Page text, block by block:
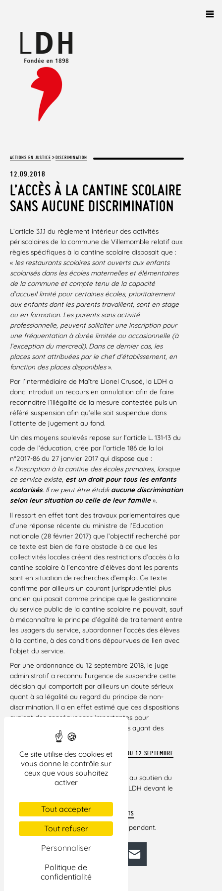
Ce site utilise des cookies et
vous donne le contrôle sur
ceux que vous souhaitez
activer
Tout accepter
Tout refuser
Personnaliser
Politique de
confidentialité
ACTIONS EN JUSTICE >DISCRIMINATION
12.09.2018
L’ACCÈS À LA CANTINE SCOLAIRE
SANS AUCUNE DISCRIMINATION
L’article 3.1.1 du règlement intérieur des activités
périscolaires de la commune de Villemomble relatif aux
règles spécifiques à la cantine scolaire disposait que :
« les restaurants scolaires sont ouverts aux enfants
scolarisés dans les écoles maternelles et élémentaires
de la commune et compte tenu de la capacité
d’accueil limité pour certaines écoles, prioritairement
aux enfants dont les parents travaillent, sont en stage
ou en formation. Les parents sans activité
professionnelle, peuvent solliciter une inscription pour
une fréquentation à durée limitée ou occasionnelle (à
l’exception du mercredi). Dans ce dernier cas, les
places sont attribuées par le chef d’établissement, en
fonction des places disponibles».
Par l’intermédiaire de Maître Lionel Crusoé, la LDH a
donc introduit un recours en annulation afin de faire
reconnaître l’illégalité de la mesure contestée puis un
référé suspension afin qu’elle soit suspendue dans
l’attente de jugement au fond.
Un des moyens soulevés repose sur l’article L. 131-13 du
code de l’éducation, crée par l’article 186 de la loi
n°2017-86 du 27 janvier 2017 qui dispose que :
« l’inscription à la cantine des écoles primaires, lorsque
ce service existe, est un droit pour tous les enfants
scolarisés. Il ne peut être établi aucune discrimination
selon leur situation ou celle de leur famille».
Il ressort en effet tant des travaux parlementaires que
d’une réponse récente du ministre de l’Education
nationale (28 février 2017) que l’objectif recherché par
ce texte est bien de faire obstacle à ce que les
collectivités locales créent des restrictions d’accès à la
cantine scolaire à l’encontre d’élèves dont les parents
sont en situation de recherches d’emploi. Ce texte
confirme par ailleurs un courant jurisprudentiel plus
ancien qui posait comme principe que le gestionnaire
du service public de la cantine scolaire ne pouvait, sauf
à méconnaître le principe d’égalité de traitement entre
les usagers du service, subordonner l’accès des élèves
à la cantine, à des conditions dépourvues de lien avec
l’objet du service.
Par une ordonnance du 12 septembre 2018, le juge
administratif a reconnu l’urgence de suspendre cette
décision qui comportait par ailleurs un doute sérieux
quant à sa légalité au regard du principe de non-
discrimination. Il a en effet estimé que ces dispositions
avaient des conséquences importantes pour
l’organisation et le budget des familles ayant des
enfants scolarisés.
VOIR ORDONNANCE DE RÉFÉRÉ-SUSPENSION DU 12 SEPTEMBRE
2018
Le Défenseur des droits est intervenu au soutien du
recours en annulation introduit par la LDH devant le
VOIR OBSERVATIONS DU DÉFENSEUR DES DROITS
Le recours en annulation est toujours pendant.
Facebook
BlueskyMastodonLinkedIn